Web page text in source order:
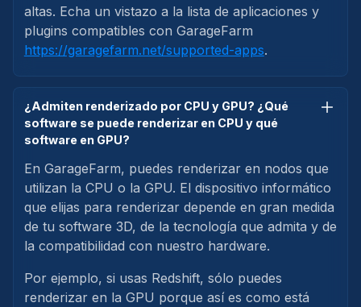
altas. Echa un vistazo a la lista de aplicaciones y
plugins compatibles con GarageFarm
https://garagefarm.net/supported-apps.
¿Admiten renderizado por CPU y GPU? ¿Qué
software se puede renderizar en CPU y qué
software en GPU?
En GarageFarm, puedes renderizar en nodos que
utilizan la CPU o la GPU. El dispositivo informático
que elijas para renderizar depende en gran medida
de tu software 3D, de la tecnología que admita y de
la compatibilidad con nuestro hardware.
Por ejemplo, si usas Redshift, sólo puedes
renderizar en la GPU porque así es como está